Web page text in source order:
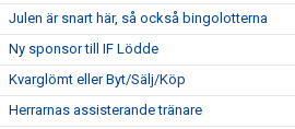
Julen är snart här, så också bingolotterna
Ny sponsor till IF Lödde
Kvarglömt eller Byt/Sälj/Köp
Herrarnas assisterande tränare